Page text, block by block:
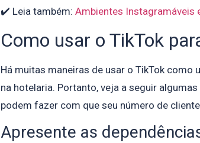
✔️ Leia também: Ambientes Instagramáveis
Como usar o TikTok
Há muitas maneiras de usar o TikTok como
na hotelaria. Portanto, veja a seguir
podem fazer com que seu número de
Apresente as